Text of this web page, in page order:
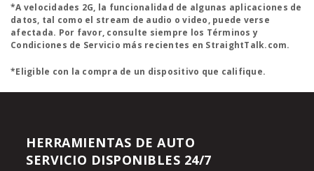
*A velocidades 2G, la funcionalidad de algunas aplicaciones de
datos, tal como el stream de audio o video, puede verse
afectada. Por favor, consulte siempre los Términos y
Condiciones de Servicio más recientes en StraightTalk.com.
*Eligible con la compra de un dispositivo que califique.
HERRAMIENTAS DE AUTO
SERVICIO DISPONIBLES 24/7